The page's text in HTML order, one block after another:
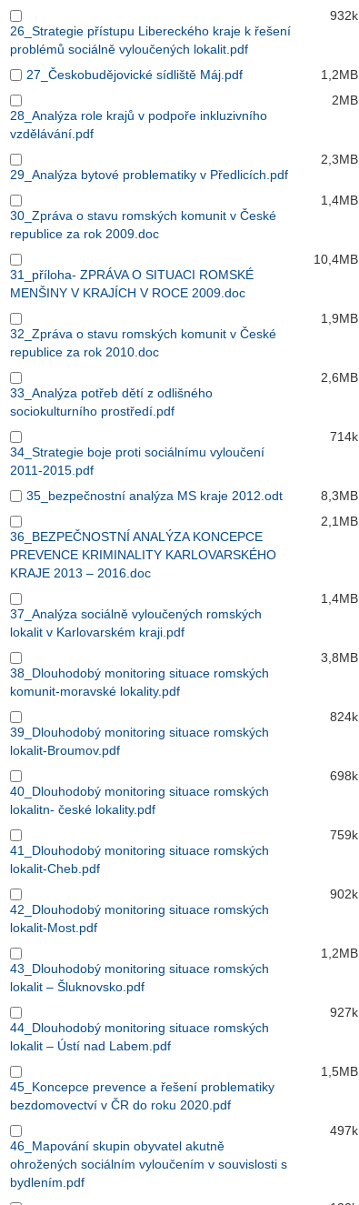
26_Strategie přístupu Libereckého kraje k řešení
problémů sociálně vyloučených lokalit.pdf
932k
27_Českobudějovické sídliště Máj.pdf 1,2MB
28_Analýza role krajů v podpoře inkluzivního
vzdělávání.pdf
2MB
29_Analýza bytové problematiky v Předlicích.pdf
2,3MB
30_Zpráva o stavu romských komunit v České
republice za rok 2009.doc
1,4MB
31_příloha- ZPRÁVA O SITUACI ROMSKÉ
MENŠINY V KRAJÍCH V ROCE 2009.doc
10,4MB
32_Zpráva o stavu romských komunit v České
republice za rok 2010.doc
1,9MB
33_Analýza potřeb dětí z odlišného
sociokulturního prostředí.pdf
2,6MB
34_Strategie boje proti sociálnímu vyloučení
2011-2015.pdf
714k
35_bezpečnostní analýza MS kraje 2012.odt 8,3MB
36_BEZPEČNOSTNÍ ANALÝZA KONCEPCE
PREVENCE KRIMINALITY KARLOVARSKÉHO
KRAJE 2013 – 2016.doc
2,1MB
37_Analýza sociálně vyloučených romských
lokalit v Karlovarském kraji.pdf
1,4MB
38_Dlouhodobý monitoring situace romských
komunit-moravské lokality.pdf
3,8MB
39_Dlouhodobý monitoring situace romských
lokalit-Broumov.pdf
824k
40_Dlouhodobý monitoring situace romských
lokalitn- české lokality.pdf
698k
41_Dlouhodobý monitoring situace romských
lokalit-Cheb.pdf
759k
42_Dlouhodobý monitoring situace romských
lokalit-Most.pdf
902k
43_Dlouhodobý monitoring situace romských
lokalit – Šluknovsko.pdf
1,2MB
44_Dlouhodobý monitoring situace romských
lokalit – Ústí nad Labem.pdf
927k
45_Koncepce prevence a řešení problematiky
bezdomovectví v ČR do roku 2020.pdf
1,5MB
46_Mapování skupin obyvatel akutně
ohrožených sociálním vyloučením v souvislosti s
bydlením.pdf
497k